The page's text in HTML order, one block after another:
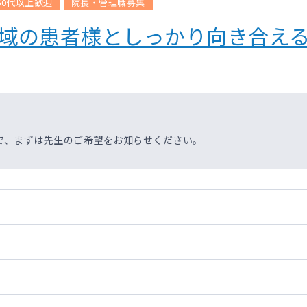
の患者様としっかり向き合え
まずは先生のご希望をお知らせください。